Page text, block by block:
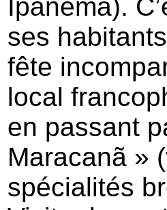
Ipanema).
ses
fête
local
en passant
Maracanã »
spécialités